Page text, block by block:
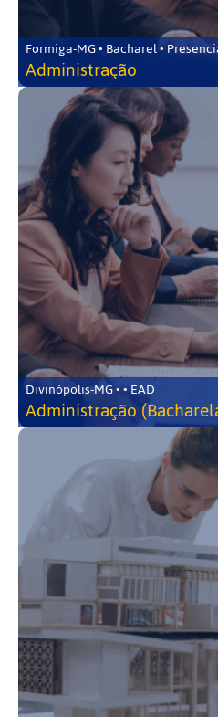
Formiga-MG • Bacharel •
Administração
Divinópolis-MG • • EAD
Administração